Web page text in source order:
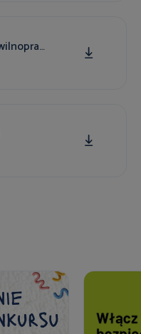
Umowa o pracę a umowy cywilnoprawne